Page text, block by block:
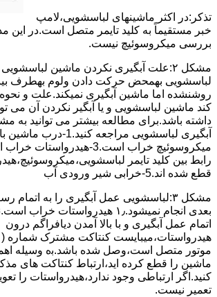
ﺗﺬﮐﺮ:در اﮐﺜﺮ ماشینهای لباسشویی،ﻻﻣﭗ
ﺧﺒﺮ مستقیماً ﺑﻪ ﮐﻠﯿﺪ ﺗﺎﯾﻤﺮ ﻣﺘﺼﻞ اﺳﺖ.در اﯾﻦ
بررسی ﻣﯿﮑﺮوﺳﻮﺋﯿﭻ نیست.
مشکل ۲:علت آبگیری نکردن ماشین
لباسشویی بهمحض ﺣﺮﮐﺖ دادن وﻟﻮم بهطرف
روشنشده اﻣﺎ ﻣﺎﺷﯿﻦ آﺑﮕﯿﺮی نمیکند.ﻋﻠﺖ و
کند ماشین لباسشویی و یا آبگیر نکردن آن می
داشته باشد.برای مطالعه بیشتر می توانید به
راﺑﻂ ﺑﯿﻦ ﮐﻠﯿﺪ ﺗﺎﯾﻤﺮ
ﻗﻄﻊ ﺷﺪه اند.5-خرابی شیر ورودی آب
مشکل ۳:لباسشویی ﻋﻤﻞ آﺑﮕﯿﺮی را ﺑﻪ اﺗﻤﺎم
ﺑﻌﺪی اﻧﺠﺎم نمیشود.۱٫ ﻫﯿﺪرواﺳﺘﺎت
اﺗﻤﺎم عمل آﺑﮕﯿﺮی و ﺑﺎ ﺑﺎﻻ آﻣﺪن دﯾﺎﻓﺮاﮔﻢ درون
ﻣﻮﺗﻮر ﻣﺘﺼﻞ اﺳﺖ،وﺻﻞ ﺷﺪه ﺑﺎﺷﺪ.ﺑه وسیله
ﻣﺎﺷﯿﻦ را ﻗﻄﻊ کرده اید،ارﺗﺒﺎط ﮐﻨﺘﺎﮐﺖ ﻫﺎی
کنید.اﮔﺮ ارﺗﺒﺎطی وجود ندارد،ﻫﯿﺪرواﺳﺘﺎت را
ﺗﻌﻤﯿﺮ نیست.